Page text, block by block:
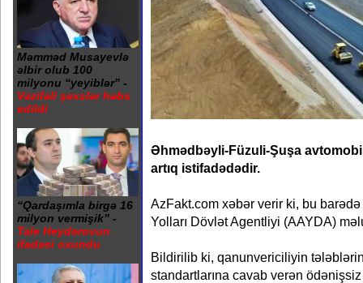
Məmməd Musayevlə
əlbir olub 100
milyonu “yeyiblər” -
Vəzifəli şəxslər həbs
edildi
“Qardaşımla birgə 16
milyon vermişik” -
Tale Heydərovun
ifadəsi oxundu
Əhmədbəyli-Füzuli-Şuşa
artıq istifadədədir.
AzFakt.com xəbər verir ki, bu
Yolları Dövlət Agentliyi (AAYDA)
Bildirilib ki, qanunvericiliyin
standartlarına cavab verən